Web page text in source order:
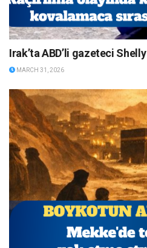
Irak’ta ABD’li gazeteci
MARCH 31, 2026